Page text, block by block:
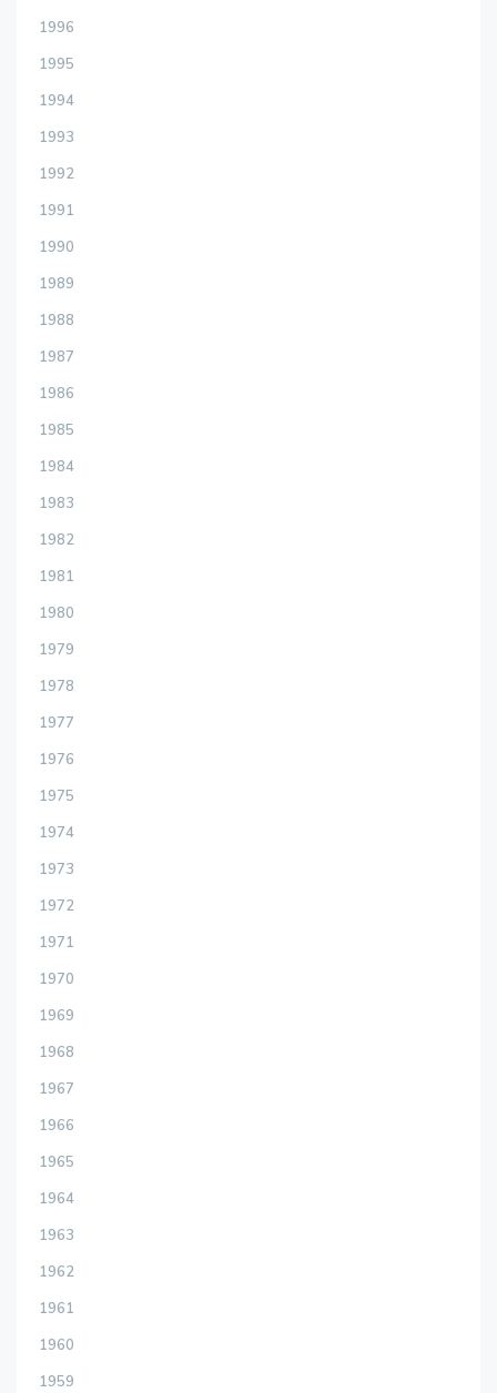
1996
1995
1994
1993
1992
1991
1990
1989
1988
1987
1986
1985
1984
1983
1982
1981
1980
1979
1978
1977
1976
1975
1974
1973
1972
1971
1970
1969
1968
1967
1966
1965
1964
1963
1962
1961
1960
1959